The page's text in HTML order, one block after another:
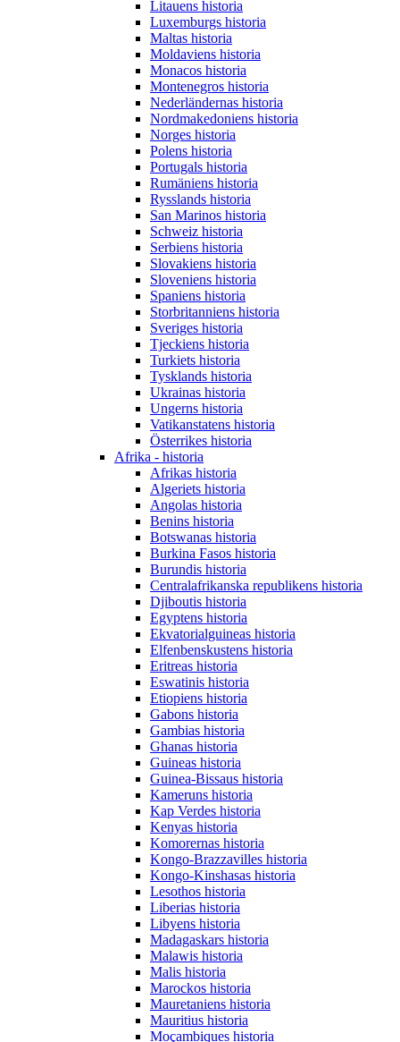
Litauens historia
Luxemburgs historia
Maltas historia
Moldaviens historia
Monacos historia
Montenegros historia
Nederländernas historia
Nordmakedoniens historia
Norges historia
Polens historia
Portugals historia
Rumäniens historia
Rysslands historia
San Marinos historia
Schweiz historia
Serbiens historia
Slovakiens historia
Sloveniens historia
Spaniens historia
Storbritanniens historia
Sveriges historia
Tjeckiens historia
Turkiets historia
Tysklands historia
Ukrainas historia
Ungerns historia
Vatikanstatens historia
Österrikes historia
Afrika - historia
Afrikas historia
Algeriets historia
Angolas historia
Benins historia
Botswanas historia
Burkina Fasos historia
Burundis historia
Centralafrikanska republikens historia
Djiboutis historia
Egyptens historia
Ekvatorialguineas historia
Elfenbenskustens historia
Eritreas historia
Eswatinis historia
Etiopiens historia
Gabons historia
Gambias historia
Ghanas historia
Guineas historia
Guinea-Bissaus historia
Kameruns historia
Kap Verdes historia
Kenyas historia
Komorernas historia
Kongo-Brazzavilles historia
Kongo-Kinshasas historia
Lesothos historia
Liberias historia
Libyens historia
Madagaskars historia
Malawis historia
Malis historia
Marockos historia
Mauretaniens historia
Mauritius historia
Moçambiques historia